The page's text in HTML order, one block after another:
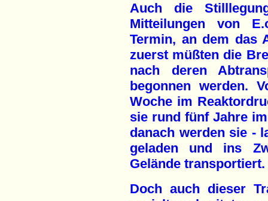
Auch die
Mitteilungen von
Termin, an dem das
zuerst müßten die
nach deren
begonnen werden.
Woche im
sie rund fünf Jahre
danach werden sie -
geladen und ins
Gelände transportiert.
Doch auch dieser